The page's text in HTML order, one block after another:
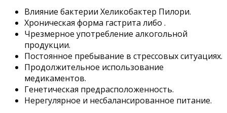
Влияние бактерии Хеликобактер Пилори.
Хроническая форма гастрита либо .
Чрезмерное употребление алкогольной
продукции.
Постоянное пребывание в стрессовых ситуациях.
Продолжительное использование
медикаментов.
Генетическая предрасположенность.
Нерегулярное и несбалансированное питание.